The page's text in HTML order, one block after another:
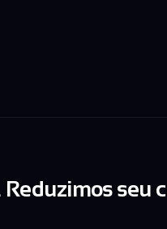
seu